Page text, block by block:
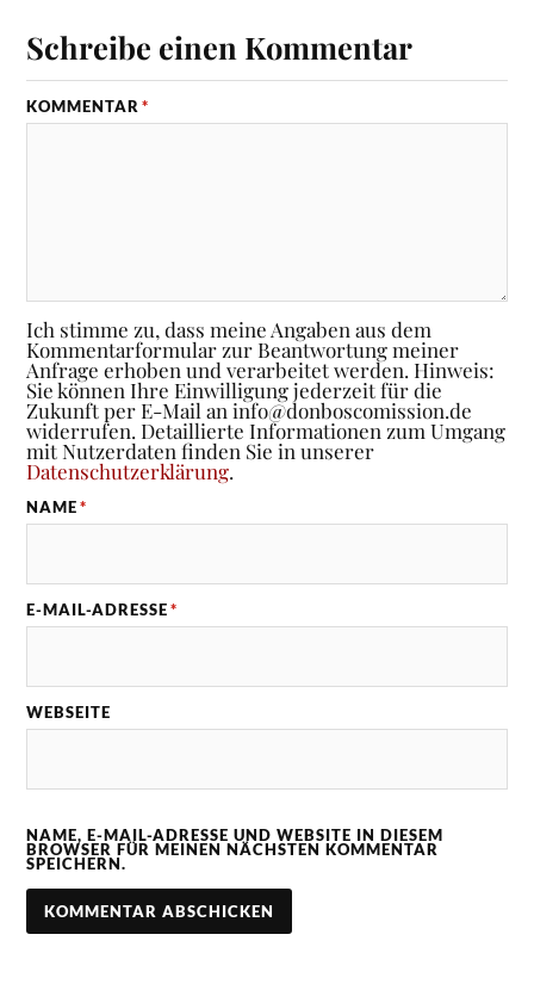
Schreibe einen Kommentar
KOMMENTAR *
Ich stimme zu, dass meine Angaben aus dem
Kommentarformular zur Beantwortung meiner
Anfrage erhoben und verarbeitet werden. Hinweis:
Sie können Ihre Einwilligung jederzeit für die
Zukunft per E-Mail an info@donboscomission.de
widerrufen. Detaillierte Informationen zum Umgang
mit Nutzerdaten finden Sie in unserer
Datenschutzerklärung.
NAME *
E-MAIL-ADRESSE *
WEBSEITE
NAME, E-MAIL-ADRESSE UND WEBSITE IN DIESEM
BROWSER FÜR MEINEN NÄCHSTEN KOMMENTAR
SPEICHERN.